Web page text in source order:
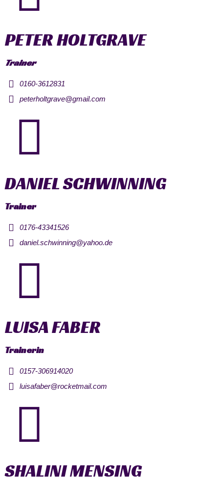
PETER HOLTGRAVE
Trainer
0160-3612831
peterholtgrave@gmail.com
DANIEL SCHWINNING
Trainer
0176-43341526
daniel.schwinning@yahoo.de
LUISA FABER
Trainerin
0157-306914020
luisafaber@rocketmail.com
SHALINI MENSING